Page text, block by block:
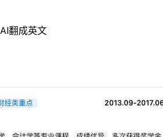
AI翻成英文